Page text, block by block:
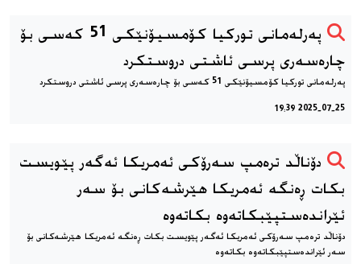
پەرلەمانی توركیا كۆمسیۆنێكی 51 كەسی بۆ
چارەسەری پرسی ئاشتی دروستكرد
پەرلەمانی توركیا كۆمسیۆنێكی 51 كەسی بۆ چارەسەری پرسی ئاشتی دروستكرد
2025-07-25 19:39
دۆناڵد ترەمپ سەرۆکی ئەمریکا ئەگەر پێویست
بکات ڕەنگە ئەمریکا هێرشەکانی بۆ سەر
ئێراندەستپێبکاتەوە بکاتەوە
دۆناڵد ترەمپ سەرۆکی ئەمریکا ئەگەر پێویست بکات ڕەنگە ئەمریکا هێرشەکانی بۆ
سەر ئێراندەستپێبکاتەوە بکاتەوە